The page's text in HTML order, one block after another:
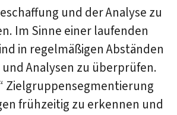
und der Analyse zu
Im Sinne einer laufenden
in regelmäßigen Abständen
Analysen zu überprüfen.
Zielgruppensegmentierung
frühzeitig zu erkennen und